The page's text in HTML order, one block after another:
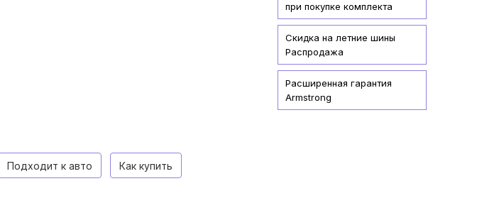
при покупке комплекта
Скидка на летние шины
Распродажа
Расширенная гарантия
Armstrong
Подходит к авто Как купить